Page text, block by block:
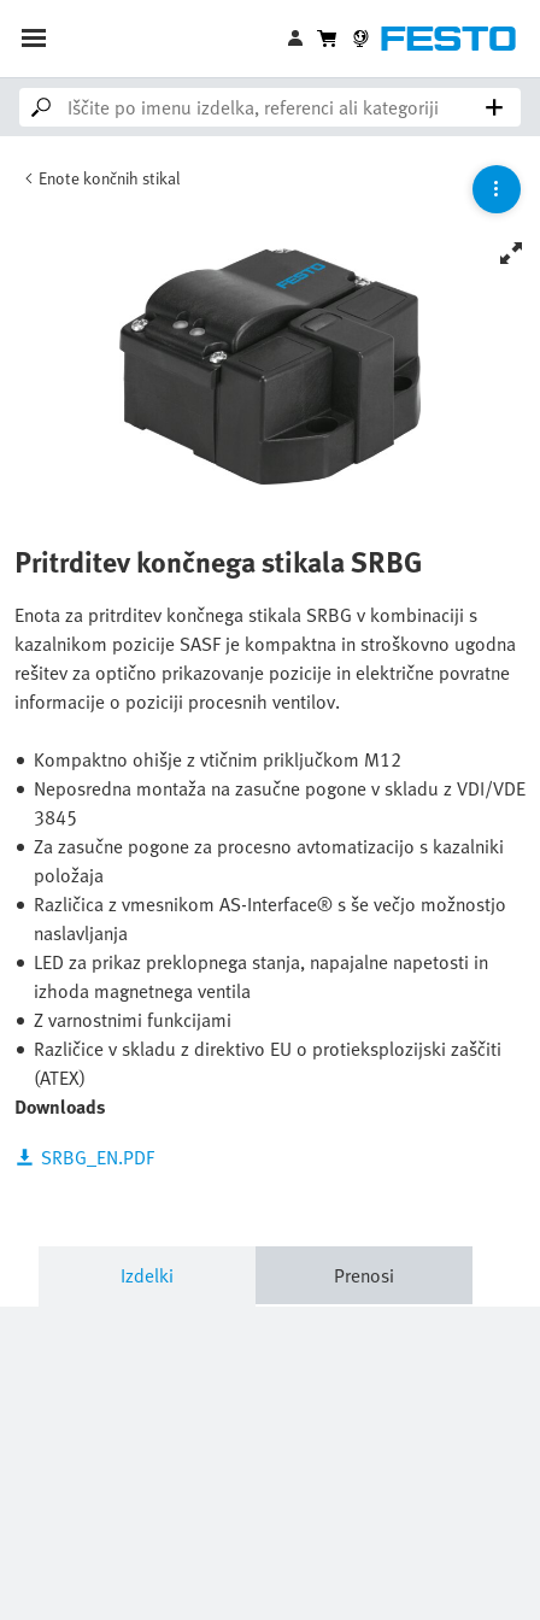
Enote končnih stikal
Pritrditev končnega stikala SRBG
Enota za pritrditev končnega stikala SRBG v kombinaciji s
kazalnikom pozicije SASF je kompaktna in stroškovno ugodna
rešitev za optično prikazovanje pozicije in električne povratne
informacije o poziciji procesnih ventilov.
Kompaktno ohišje z vtičnim priključkom M12
Neposredna montaža na zasučne pogone v skladu z VDI/VDE
3845
Za zasučne pogone za procesno avtomatizacijo s kazalniki
položaja
Različica z vmesnikom AS-Interface® s še večjo možnostjo
naslavljanja
LED za prikaz preklopnega stanja, napajalne napetosti in
izhoda magnetnega ventila
Z varnostnimi funkcijami
Različice v skladu z direktivo EU o protieksplozijski zaščiti
(ATEX)
Downloads
SRBG_EN.PDF
Izdelki Prenosi